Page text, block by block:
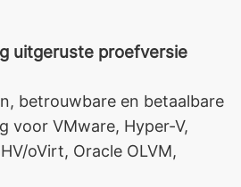
uitgeruste proefversie
betrouwbare en betaalbare
voor VMware, Hyper-V,
oVirt, Oracle OLVM,